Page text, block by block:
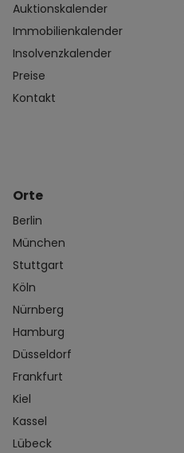
Auktionskalender
Immobilienkalender
Insolvenzkalender
Preise
Kontakt
Orte
Berlin
München
Stuttgart
Köln
Nürnberg
Hamburg
Düsseldorf
Frankfurt
Kiel
Kassel
Lübeck